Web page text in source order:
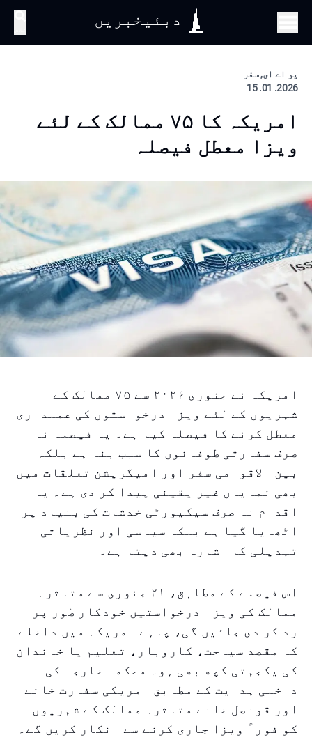
دبئیخبریں
یو اے ای, سفر
2026. 01. 15
امریکہ کا ۷۵ ممالک کے لئے
ویزا معطل فیصلہ
امریکہ نے جنوری ۲۰۲۶ سے ۷۵ ممالک کے
شہریوں کے لئے ویزا درخواستوں کی عملداری
معطل کرنے کا فیصلہ کیا ہے۔ یہ فیصلہ نہ
صرف سفارتی طوفانوں کا سبب بنا ہے بلکہ
بین الاقوامی سفر اور امیگریشن تعلقات میں
بھی نمایاں غیر یقینی پیدا کر دی ہے۔ یہ
اقدام نہ صرف سیکیورٹی خدشات کی بنیاد پر
اٹھایا گیا ہے بلکہ سیاسی اور نظریاتی
تبدیلی کا اشارہ بھی دیتا ہے۔
اس فیصلے کے مطابق، ۲۱ جنوری سے متاثرہ
ممالک کی ویزا درخواستیں خودکار طور پر
رد کر دی جائیں گی، چاہے امریکہ میں داخلے
کا مقصد سیاحت، کاروبار، تعلیم یا خاندان
کی یکجہتی کچھ بھی ہو۔ محکمہ خارجہ کی
داخلی ہدایت کے مطابق امریکی سفارت خانے
اور قونصل خانے متاثرہ ممالک کے شہریوں
کو فوراً ویزا جاری کرنے سے انکار کریں گے۔